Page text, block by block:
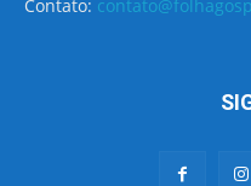
Contato: